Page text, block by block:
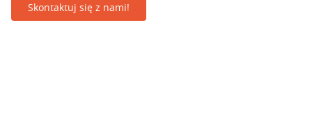
Skontaktuj się z nami!